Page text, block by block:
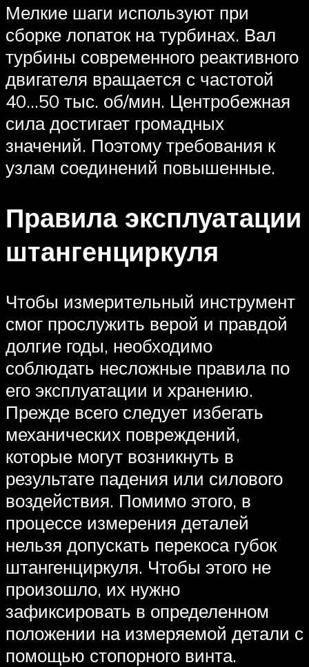
Мелкие шаги используют при
сборке лопаток на турбинах. Вал
турбины современного реактивного
двигателя вращается с частотой
40…50 тыс. об/мин. Центробежная
сила достигает громадных
значений. Поэтому требования к
узлам соединений повышенные.
Правила эксплуатации
штангенциркуля
Чтобы измерительный инструмент
смог прослужить верой и правдой
долгие годы, необходимо
соблюдать несложные правила по
его эксплуатации и хранению.
Прежде всего следует избегать
механических повреждений,
которые могут возникнуть в
результате падения или силового
воздействия. Помимо этого, в
процессе измерения деталей
нельзя допускать перекоса губок
штангенциркуля. Чтобы этого не
произошло, их нужно
зафиксировать в определенном
положении на измеряемой детали с
помощью стопорного винта.